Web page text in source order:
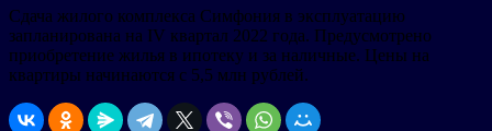
Сдача жилого комплекса Симфония в эксплуатацию
запланирована на IV квартал 2022 года. Предусмотрено
приобретение жилья в ипотеку и за наличные. Цены на
квартиры начинаются с 5,5 млн рублей.